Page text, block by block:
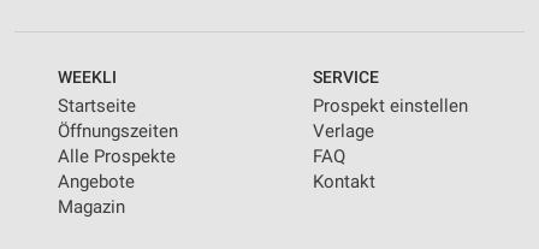
WEEKLI
Startseite
Öffnungszeiten
Alle Prospekte
Angebote
Magazin
SERVICE
Prospekt einstellen
Verlage
FAQ
Kontakt